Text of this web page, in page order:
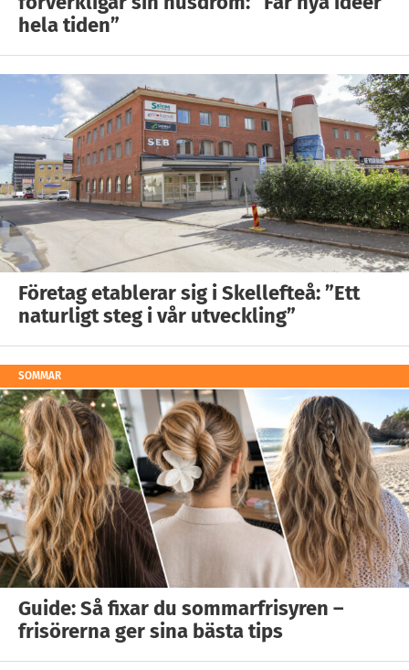
hela tiden”
Företag etablerar sig i Skellefteå: ”Ett
naturligt steg i vår utveckling”
SOMMAR
Guide: Så fixar du sommarfrisyren –
frisörerna ger sina bästa tips